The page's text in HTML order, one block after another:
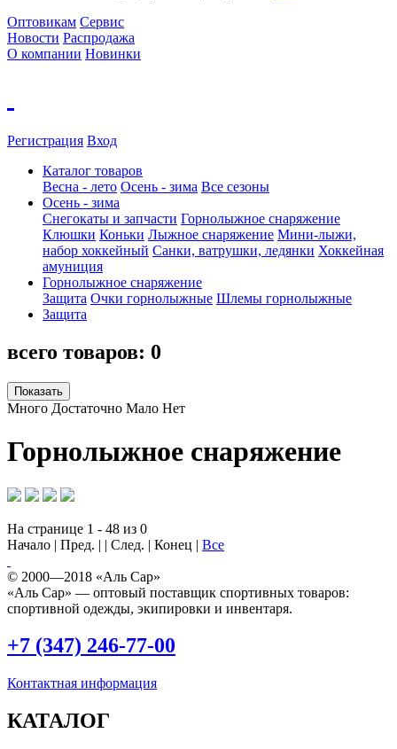
Оптовикам Сервис
Новости Распродажа
О компании Новинки
Регистрация Вход
Каталог товаров
Весна - лето Осень - зима Все сезоны
Осень - зима
Cнегокаты и запчасти Горнолыжное снаряжение
Клюшки Коньки Лыжное снаряжение Мини-лыжи,
набор хоккейный Санки, ватрушки, ледянки Хоккейная
амуниция
Горнолыжное снаряжение
Защита Очки горнолыжные Шлемы горнолыжные
Защита
всего товаров: 0
Много Достаточно Мало Нет
Горнолыжное снаряжение
На странице 1 - 48 из 0
Начало | Пред. | | След. | Конец | Все
© 2000—2018 «Аль Сар»
«Аль Сар» — оптовый поставщик спортивных товаров:
спортивной одежды, экипировки и инвентаря.
+7 (347) 246-77-00
Контактная информация
КАТАЛОГ